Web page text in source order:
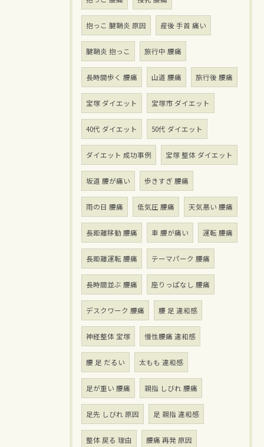
抱っこ 腱鞘炎 原因 産後 手首 痛い
腱鞘炎 抱っこ 旅行中 腰痛
長時間歩く 腰痛 山道 腰痛 旅行後 腰痛
宝塚 ダイエット 宝塚市 ダイエット
40代 ダイエット 50代 ダイエット
ダイエット 成功事例 宝塚 整体 ダイエット
坂道 腰が痛い 歩きすぎ 腰痛
雨の日 腰痛 低気圧 腰痛 天気悪い 腰痛
長距離移動 腰痛 車 腰が痛い 運転 腰痛
長距離運転 腰痛 テーマパーク 腰痛
長時間並ぶ 腰痛 座りっぱなし 腰痛
デスクワーク 腰痛 腰 足 違和感
神経整体 宝塚 慢性腰痛 違和感
腰 足 だるい 太もも 違和感
足が重い 腰痛 親指 しびれ 腰痛
足先 しびれ 原因 足 親指 違和感
整体 戻る 理由 腰痛 再発 原因